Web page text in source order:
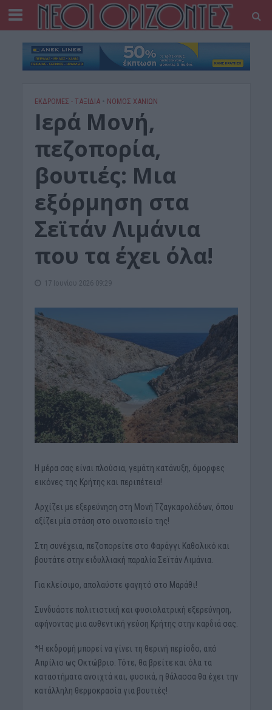
ΕΚΔΡΟΜΈΣ - ΤΑΞΊΔΙΑ • ΝΟΜΌΣ ΧΑΝΊΩΝ
Ιερά Μονή,
πεζοπορία,
βουτιές: Μια
εξόρμηση στα
Σεϊτάν Λιμάνια
που τα έχει όλα!
17 Ιουνίου 2026 09:29
Η μέρα σας είναι πλούσια, γεμάτη κατάνυξη, όμορφες
εικόνες της Κρήτης και περιπέτεια!
Αρχίζει με εξερεύνηση στη Μονή Τζαγκαρολάδων, όπου
αξίζει μία στάση στο οινοποιείο της!
Στη συνέχεια, πεζοπορείτε στο Φαράγγι Καθολικό και
βουτάτε στην ειδυλλιακή παραλία Σεϊτάν Λιμάνια.
Για κλείσιμο, απολαύστε φαγητό στο Μαράθι!
Συνδυάστε πολιτιστική και φυσιολατρική εξερεύνηση,
αφήνοντας μια αυθεντική γεύση Κρήτης στην καρδιά σας.
*Η εκδρομή μπορεί να γίνει τη θερινή περίοδο, από
Απρίλιο ως Οκτώβριο. Τότε, θα βρείτε και όλα τα
καταστήματα ανοιχτά και, φυσικά, η θάλασσα θα έχει την
κατάλληλη θερμοκρασία για βουτιές!